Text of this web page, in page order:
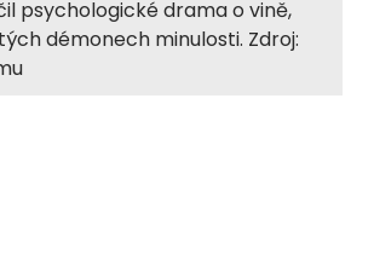
psychologické drama o vině,
démonech minulosti. Zdroj: